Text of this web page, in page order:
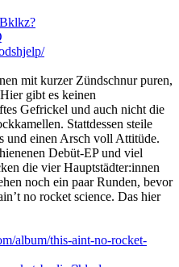
mit kurzer Zündschnur puren,
gibt es keinen
Gefrickel und auch nicht die
Stattdessen steile
und einen Arsch voll Attitüde.
Debüt-EP und viel
die vier Hauptstädter:innen
noch ein paar Runden, bevor
no rocket science. Das hier
album/this-aint-no-rocket-